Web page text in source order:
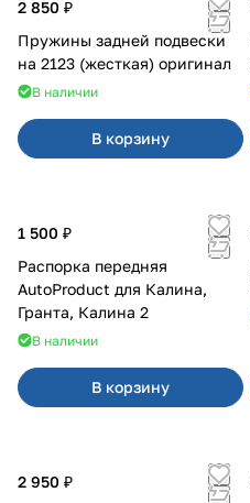
2 850 ₽
Пружины задней подвески
на 2123 (жесткая) оригинал
В наличии
В корзину
1 500 ₽
Распорка передняя
AutoProduct для Калина,
Гранта, Калина 2
В наличии
В корзину
2 950 ₽